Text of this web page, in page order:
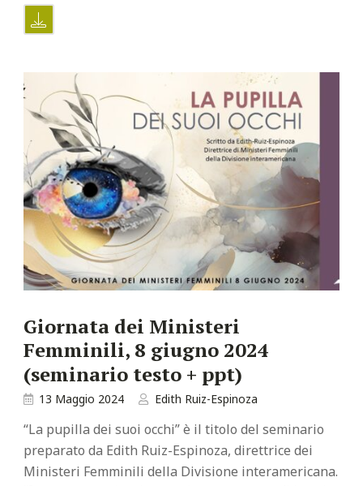
Giornata dei Ministeri
Femminili, 8 giugno 2024
(seminario testo + ppt)
13 Maggio 2024 Edith Ruiz-Espinoza
“La pupilla dei suoi occhi” è il titolo del seminario
preparato da Edith Ruiz-Espinoza, direttrice dei
Ministeri Femminili della Divisione interamericana.